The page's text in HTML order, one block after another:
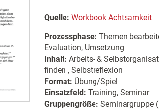
Quelle: Workbook Achtsamkeit
Prozessphase: Themen
Evaluation, Umsetzung
Inhalt: Arbeits- &
finden , Selbstreflexion
Format: Übung/Spiel
Einsatzfeld: Training, Seminar
Gruppengröße: Seminargruppe